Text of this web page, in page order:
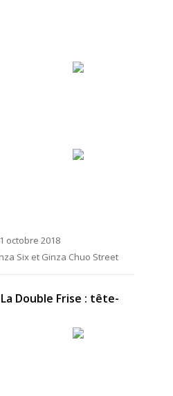
octobre 2018
Six et Ginza Chuo Street
Double Frise : tête-